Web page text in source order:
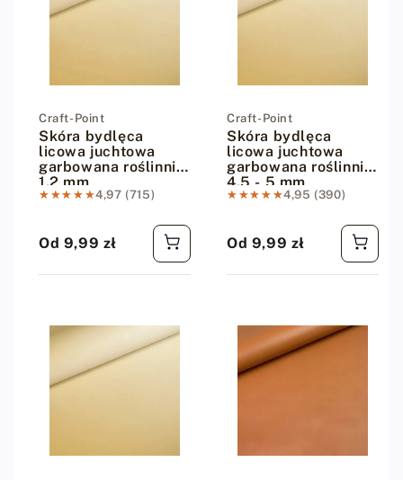
Dostawca:
Craft-Point
Skóra bydlęca
licowa juchtowa
garbowana roślinnie
1.2 mm
★★★★★
★★★★★4,97 (715)
Cena regularna
Od 9,99 zł
Dostawca:
Craft-Point
Skóra bydlęca
licowa juchtowa
garbowana roślinnie
4.5 - 5 mm
★★★★★
★★★★★4,95 (390)
Cena regularna
Od 9,99 zł